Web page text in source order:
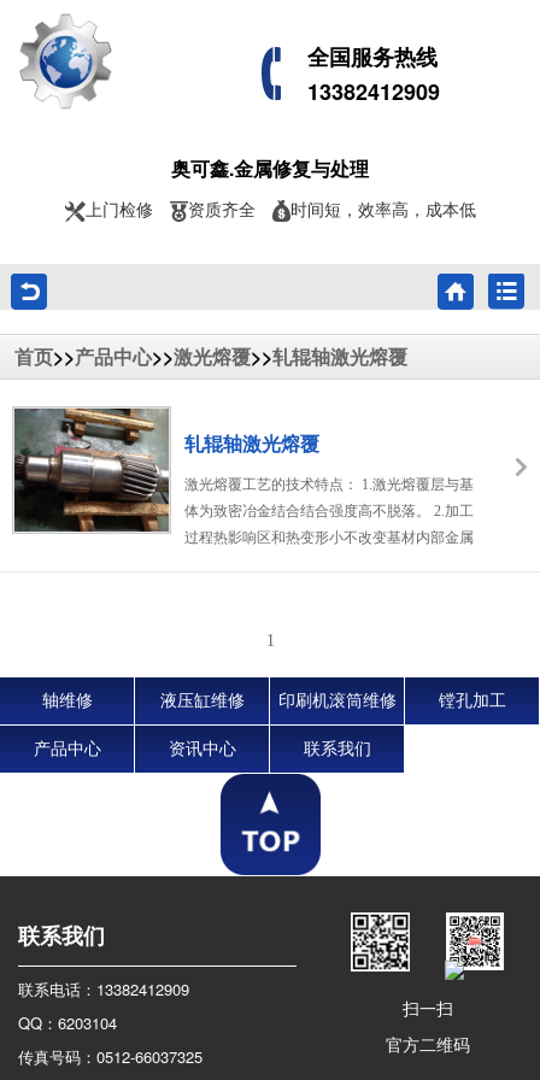
全国服务热线
13382412909
奥可鑫.金属修复与处理
上门检修 资质齐全 时间短，效率高，成本低
首页>>产品中心>>激光熔覆>>轧辊轴激光熔覆
轧辊轴激光熔覆
激光熔覆工艺的技术特点： 1.激光熔覆层与基
体为致密冶金结合结合强度高不脱落。 2.加工
过程热影响区和热变形小不改变基材内部金属
1
轴维修 液压缸维修 印刷机滚筒维修 镗孔加工
产品中心 资讯中心 联系我们
联系我们
联系电话：13382412909
QQ：6203104
传真号码：0512-66037325
扫一扫
官方二维码